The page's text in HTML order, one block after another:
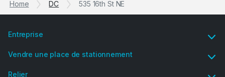
Home DC 535 16th St NE
Entreprise
Vendre une place de stationnement
Relier